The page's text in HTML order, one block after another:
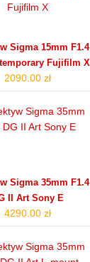
Sigma 15mm F1.4
Fujifilm X
2090.00 zł
Sigma 35mm F1.4
II Art Sony E
4290.00 zł